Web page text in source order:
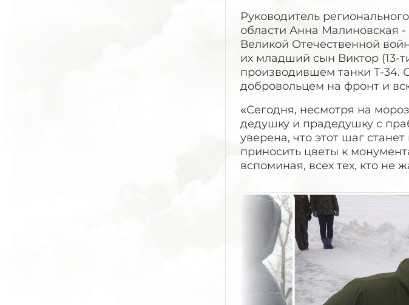
Руководитель
области Анна Малиновская
Великой Отечественной
их младший сын Виктор (13-
производившем танки Т-34.
добровольцем на фронт и
«Сегодня, несмотря на
дедушку и прадедушку с
уверена, что этот шаг
приносить цветы к
вспоминая, всех тех, кто не